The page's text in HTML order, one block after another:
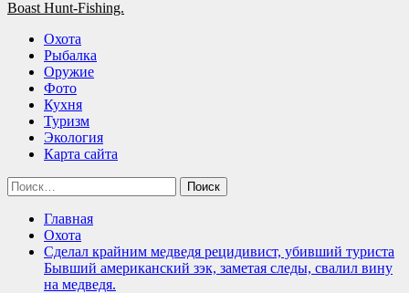
Основное
Boast Hunt-Fishing.
Охота
Рыбалка
Оружие
Фото
Кухня
Туризм
Экология
Карта сайта
Найти:
Главная
Охота
Сделал крайним медведя рецидивист, убивший туриста
Бывший американский зэк, заметая следы, свалил вину
на медведя.